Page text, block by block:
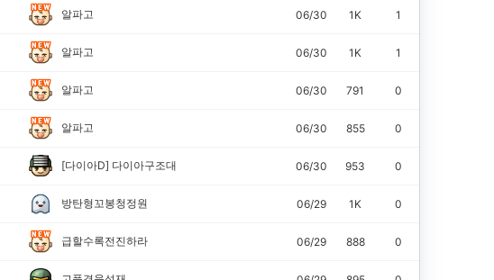
알파고 06/30 1K 1
알파고 06/30 1K 1
알파고 06/30 791 0
알파고 06/30 855 0
[다이아D] 다이아구조대 06/30 953 0
방탄형꼬봉청정원 06/29 1K 0
급할수록전진하라 06/29 888 0